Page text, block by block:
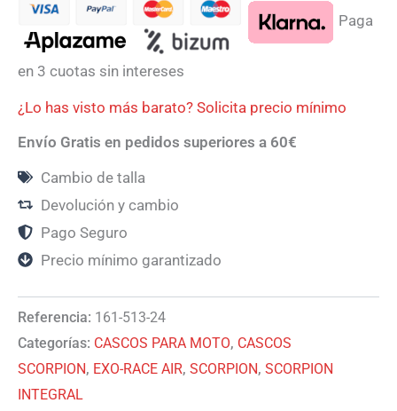
Paga
en 3 cuotas sin intereses
¿Lo has visto más barato? Solicita precio mínimo
Envío Gratis en pedidos superiores a 60€
Cambio de talla
Devolución y cambio
Pago Seguro
Precio mínimo garantizado
Referencia: 161-513-24
Categorías: CASCOS PARA MOTO, CASCOS
SCORPION, EXO-RACE AIR, SCORPION, SCORPION
INTEGRAL